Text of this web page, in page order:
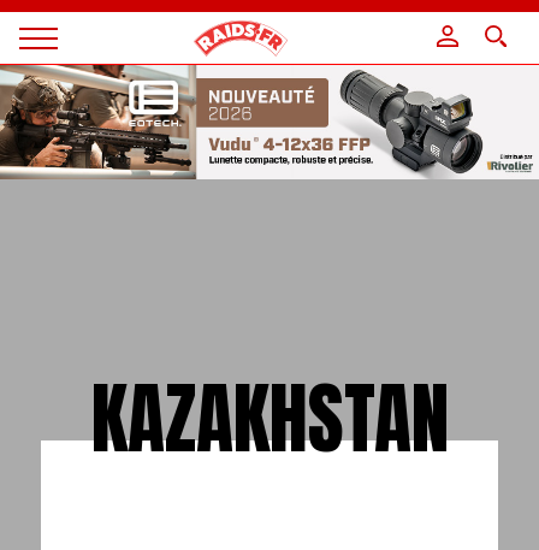
Magazine
Raids
KAZAKHSTAN
Panneau de gestion des cookies